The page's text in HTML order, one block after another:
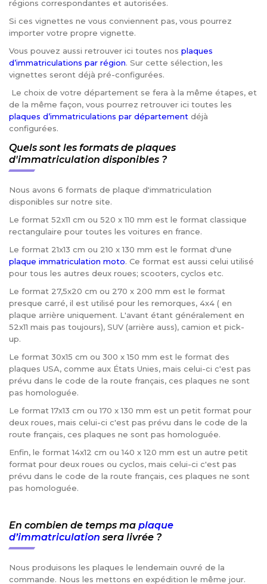
régions correspondantes et autorisées.
Si ces vignettes ne vous conviennent pas, vous pourrez
importer votre propre vignette.
Vous pouvez aussi retrouver ici toutes nos plaques
d’immatriculations par région. Sur cette sélection, les
vignettes seront déjà pré-configurées.
Le choix de votre département se fera à la même étapes, et
de la même façon, vous pourrez retrouver ici toutes les
plaques d’immatriculations par département déjà
configurées.
Quels sont les formats de plaques
d'immatriculation disponibles ?
Nous avons 6 formats de plaque d'immatriculation
disponibles sur notre site.
Le format 52x11 cm ou 520 x 110 mm est le format classique
rectangulaire pour toutes les voitures en france.
Le format 21x13 cm ou 210 x 130 mm est le format d'une
plaque immatriculation moto. Ce format est aussi celui utilisé
pour tous les autres deux roues; scooters, cyclos etc.
Le format 27,5x20 cm ou 270 x 200 mm est le format
presque carré, il est utilisé pour les remorques, 4x4 ( en
plaque arrière uniquement. L'avant étant généralement en
52x11 mais pas toujours), SUV (arrière auss), camion et pick-
up.
Le format 30x15 cm ou 300 x 150 mm est le format des
plaques USA, comme aux États Unies, mais celui-ci c'est pas
prévu dans le code de la route français, ces plaques ne sont
pas homologuée.
Le format 17x13 cm ou 170 x 130 mm est un petit format pour
deux roues, mais celui-ci c'est pas prévu dans le code de la
route français, ces plaques ne sont pas homologuée.
Enfin, le format 14x12 cm ou 140 x 120 mm est un autre petit
format pour deux roues ou cyclos, mais celui-ci c'est pas
prévu dans le code de la route français, ces plaques ne sont
pas homologuée.
En combien de temps ma plaque
d’immatriculation sera livrée ?
Nous produisons les plaques le lendemain ouvré de la
commande. Nous les mettons en expédition le même jour.